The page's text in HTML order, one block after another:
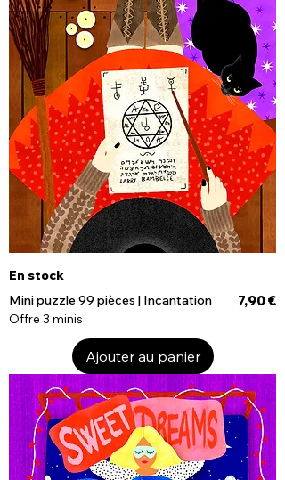
En stock
Mini puzzle 99 pièces | Incantation
Prix
7,90 €
Offre 3 minis
Ajouter au panier